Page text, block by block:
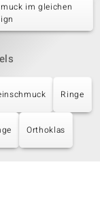
im gleichen
Ringe
Orthoklas